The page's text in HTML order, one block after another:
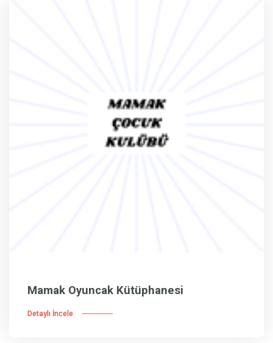
Mamak Oyuncak Kütüphanesi
Detaylı İncele